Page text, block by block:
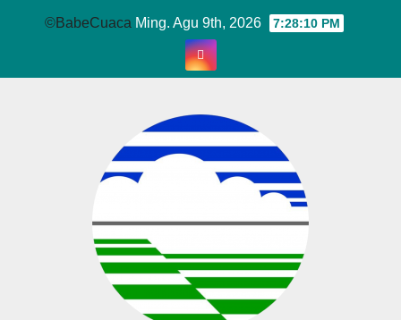
©BabeCuaca Ming. Agu 9th, 2026 7:28:11 PM